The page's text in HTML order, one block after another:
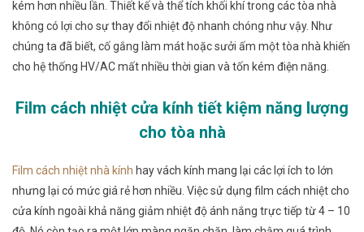
kém hơn nhiều lần. Thiết kế và thể tích khối khí trong các tòa nhà
không có lợi cho sự thay đổi nhiệt độ nhanh chóng như vậy. Như
chúng ta đã biết, cố gắng làm mát hoặc sưởi ấm một tòa nhà khiến
cho hệ thống HV/AC mất nhiều thời gian và tốn kém điện năng.
Film cách nhiệt cửa kính tiết kiệm năng lượng
cho tòa nhà
Film cách nhiệt nhà kính hay vách kính mang lại các lợi ích to lớn
nhưng lại có mức giá rẻ hơn nhiều. Việc sử dụng film cách nhiệt cho
cửa kính ngoài khả năng giảm nhiệt độ ánh nắng trực tiếp từ 4 – 10